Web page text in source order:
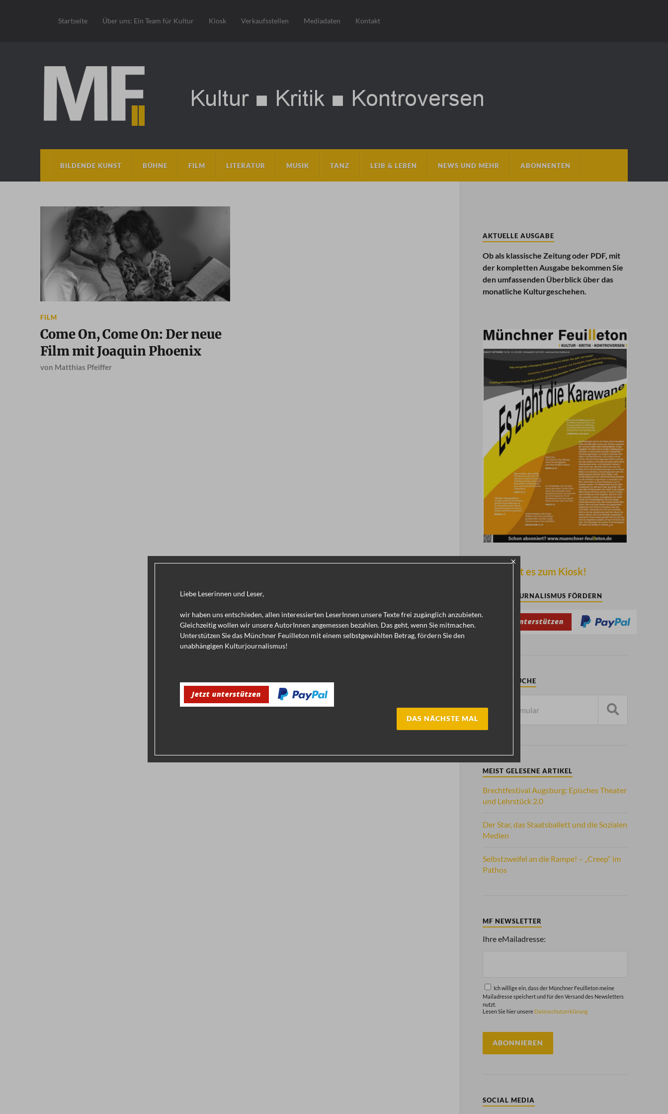
Startseite Über uns: Ein Team für Kultur Kiosk Verkaufsstellen Mediadaten Kontakt
BILDENDE KUNST BÜHNE FILM LITERATUR MUSIK TANZ LEIB & LEBEN NEWS UND MEHR ABONNENTEN
FILM
Come On, Come On: Der neue
Film mit Joaquin Phoenix
von Matthias Pfeiffer
AKTUELLE AUSGABE
Ob als klassische Zeitung oder PDF, mit
der kompletten Ausgabe bekommen Sie
den umfassenden Überblick über das
monatliche Kulturgeschehen.
Hier geht es zum Kiosk!
KULTURJOURNALISMUS FÖRDERN
ARTIKELSUCHE
MEIST GELESENE ARTIKEL
Brechtfestival Augsburg: Episches Theater
und Lehrstück 2.0
Der Star, das Staatsballett und die Sozialen
Medien
Selbstzweifel an die Rampe! – „Creep“ im
Pathos
MF NEWSLETTER
Ihre eMailadresse:
Ich willige ein, dass der Münchner Feuilleton meine
Mailadresse speichert und für den Versand des Newsletters
nutzt.
Lesen Sie hier unsere Datenschutzerklärung
SOCIAL MEDIA
Liebe Leserinnen und Leser,
wir haben uns entschieden, allen interessierten LeserInnen unsere Texte frei zugänglich anzubieten.
Gleichzeitig wollen wir unsere AutorInnen angemessen bezahlen. Das geht, wenn Sie mitmachen.
Unterstützen Sie das Münchner Feuilleton mit einem selbstgewählten Betrag, fördern Sie den
unabhängigen Kulturjournalismus!
DAS NÄCHSTE MAL
×